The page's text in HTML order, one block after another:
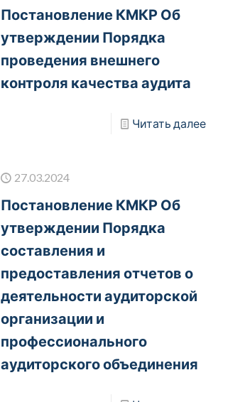
Постановление КМКР Об
утверждении Порядка
проведения внешнего
контроля качества аудита
Читать далее
27.03.2024
Постановление КМКР Об
утверждении Порядка
составления и
предоставления отчетов о
деятельности аудиторской
организации и
профессионального
аудиторского объединения